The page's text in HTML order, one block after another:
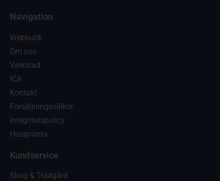
Navigation
Webbutik
Om oss
Verkstad
ICA
Kontakt
Försäljningsvillkor
Integritetspolicy
Husqvarna
Kundservice
Skog & Trädgård